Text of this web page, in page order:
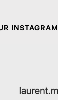
INSTAGRAM